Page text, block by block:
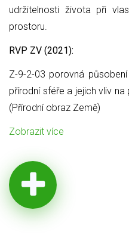
udržitelnosti života při
prostoru.
RVP ZV (2021):
Z-9-2-03 porovná
přírodní sféře a jejich vliv
(Přírodní obraz Země)
Zobrazit více